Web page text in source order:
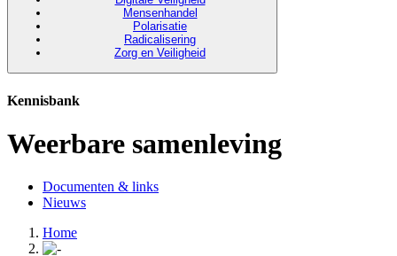
Mensenhandel
Polarisatie
Radicalisering
Zorg en Veiligheid
Kennisbank
Weerbare samenleving
Documenten & links
Nieuws
Home